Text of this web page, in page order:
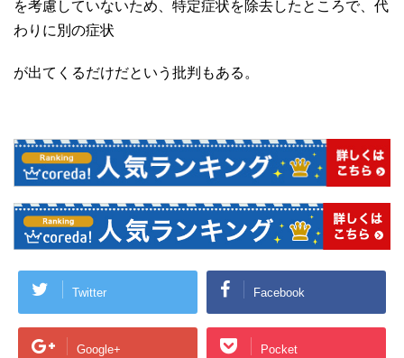
を考慮していないため、特定症状を除去したところで、代
わりに別の症状
が出てくるだけだという批判もある。
Twitter Facebook
Google+ Pocket